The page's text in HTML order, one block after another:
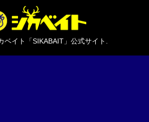
ベイト「SIKABAIT」公式サイト.